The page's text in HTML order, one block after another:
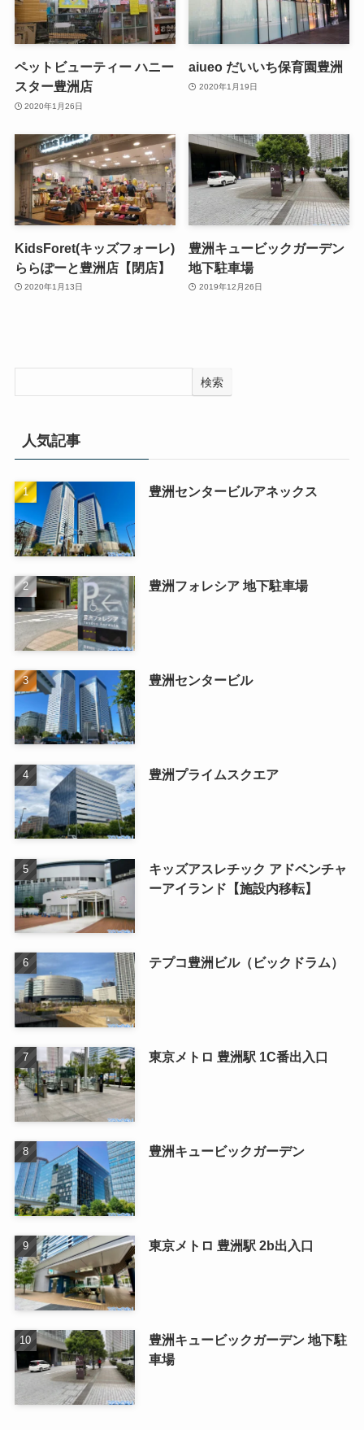
ペットビューティー ハニー
スター豊洲店
2020年1月26日
aiueo だいいち保育園豊洲
2020年1月19日
KidsForet(キッズフォーレ)
ららぽーと豊洲店【閉店】
2020年1月13日
豊洲キュービックガーデン
地下駐車場
2019年12月26日
検索
人気記事
豊洲センタービルアネックス
豊洲フォレシア 地下駐車場
豊洲センタービル
豊洲プライムスクエア
キッズアスレチック アドベンチャ
ーアイランド【施設内移転】
テプコ豊洲ビル（ビックドラム）
東京メトロ 豊洲駅 1C番出入口
豊洲キュービックガーデン
東京メトロ 豊洲駅 2b出入口
豊洲キュービックガーデン 地下駐
車場